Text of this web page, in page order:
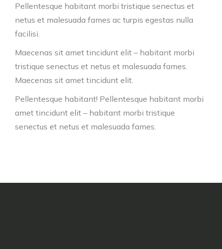
Pellentesque habitant morbi tristique senectus et
netus et malesuada fames ac turpis egestas nulla
facilisi.
Maecenas sit amet tincidunt elit – habitant morbi
tristique senectus et netus et malesuada fames.
Maecenas sit amet tincidunt elit.
Pellentesque habitant! Pellentesque habitant morbi
amet tincidunt elit – habitant morbi tristique
senectus et netus et malesuada fames.